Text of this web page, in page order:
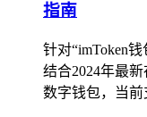
指南
针对“imToken
结合2024年最
数字钱包，当前